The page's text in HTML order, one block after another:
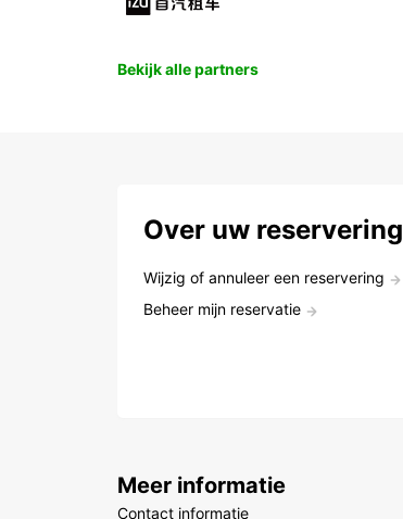
Bekijk alle partners
Over uw reservering
Wijzig of annuleer een reservering
Beheer mijn reservatie
Meer informatie
Contact informatie